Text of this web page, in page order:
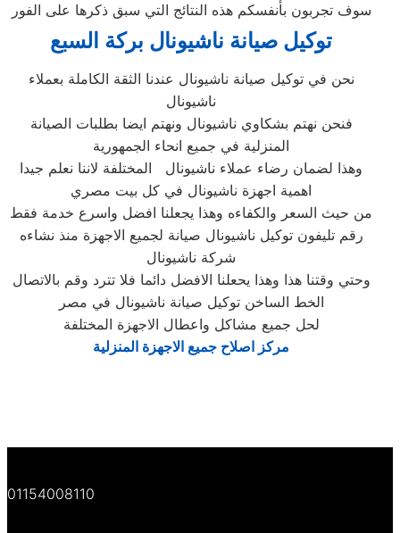
سوف تجربون بأنفسكم هذه النتائج التي سبق ذكرها على الفور
توكيل صيانة ناشيونال بركة السبع
نحن في توكيل صيانة ناشيونال عندنا الثقة الكاملة بعملاء
ناشيونال
فنحن نهتم بشكاوي ناشيونال ونهتم ايضا بطلبات الصيانة
المنزلية في جميع انحاء الجمهورية
وهذا لضمان رضاء عملاء ناشيونال المختلفة لاننا نعلم جيدا
اهمية اجهزة ناشيونال في كل بيت مصري
من حيث السعر والكفاءه وهذا يجعلنا افضل واسرع خدمة فقط
رقم تليفون توكيل ناشيونال صيانة لجميع الاجهزة منذ نشاءه
شركة ناشيونال
وحتي وقتنا هذا وهذا يحعلنا الافضل دائما فلا تترد وقم بالاتصال
الخط الساخن توكيل صيانة ناشيونال في مصر
لحل جميع مشاكل واعطال الاجهزة المختلفة
مركز اصلاح جميع الاجهزة المنزلية
01154008110